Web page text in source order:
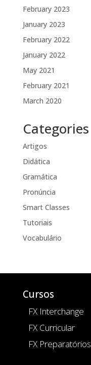
February 2023
January 2023
February 2022
January 2022
May 2021
February 2021
March 2020
Categories
Artigos
Didática
Gramática
Pronúncia
Smart Classes
Tutoriais
Vocabulário
Cursos
FX Interchange
FX Curricular
FX Preparatórios